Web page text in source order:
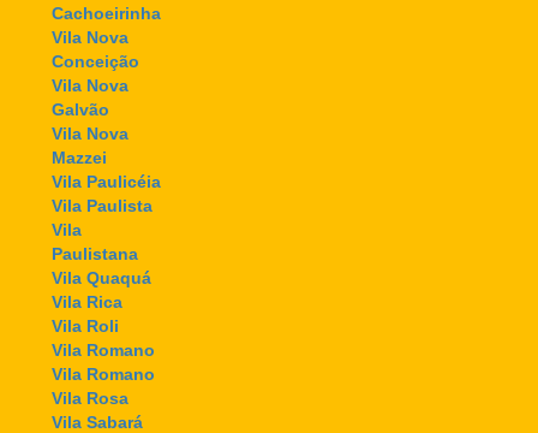
Cachoeirinha
Vila Nova
Conceição
Vila Nova
Galvão
Vila Nova
Mazzei
Vila Paulicéia
Vila Paulista
Vila
Paulistana
Vila Quaquá
Vila Rica
Vila Roli
Vila Romano
Vila Romano
Vila Rosa
Vila Sabará